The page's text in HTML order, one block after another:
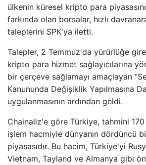
ülkenin küresel kripto para
farkında olan borsalar, hızlı
taleplerini SPK'ya iletti.
Talepler, 2 Temmuz'da yürürlüğe
kripto para hizmet sağlayıcılarına
bir çerçeve sağlamayı amaçlayan
Kanununda Değişiklik Yapılmasına
uygulanmasının ardından geldi.
Chainaliz'e göre Türkiye, tahmini
işlem hacmiyle dünyanın dördüncü
piyasasıdır. Bu hacim, Türkiye'yi
Vietnam, Tayland ve Almanya gibi